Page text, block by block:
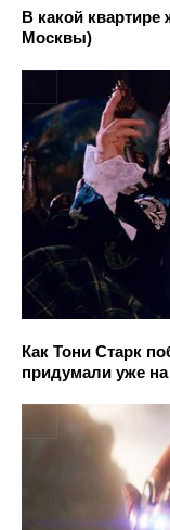
В какой квартире
Москвы)
Как Тони Старк
придумали уже